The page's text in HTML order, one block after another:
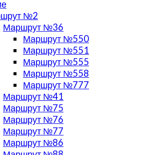
№2
Маршрут №36
Маршрут №550
Маршрут №551
Маршрут №555
Маршрут №558
Маршрут №777
Маршрут №41
Маршрут №75
Маршрут №76
Маршрут №77
Маршрут №86